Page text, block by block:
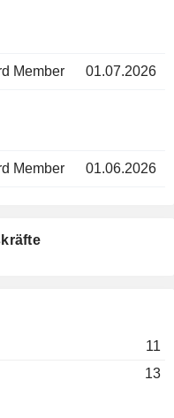
Member 01.07.2026
Member 01.06.2026
11
13